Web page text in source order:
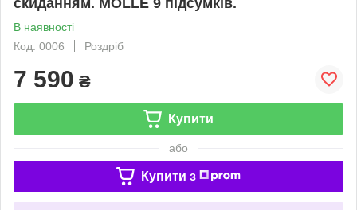
В наявності
Код: 0006
Роздріб
7 590 ₴
Купити
або
Купити з